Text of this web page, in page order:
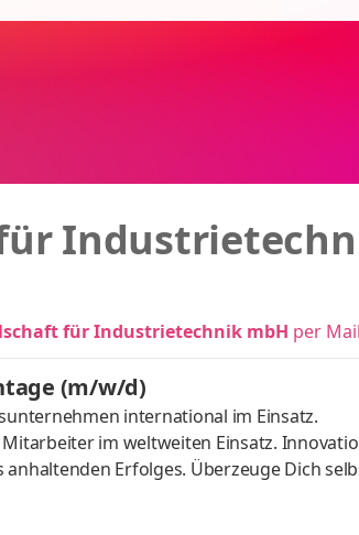
für Industrietechnik mbH per
(m/w/d)
international im Einsatz.
im weltweiten Einsatz.
Erfolges. Überzeuge Dich
Bauleiter Industriemontage
Koordinierung und Organisation der